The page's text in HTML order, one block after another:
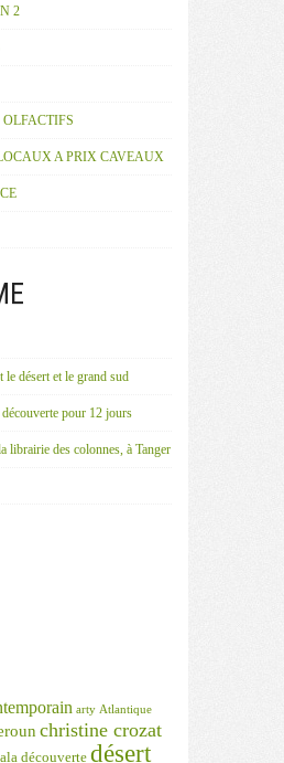
2
A PRIX CAVEAUX
le désert et le grand sud
pour 12 jours
des colonnes, à Tanger
arty Atlantique
christine crozat
découverte désert